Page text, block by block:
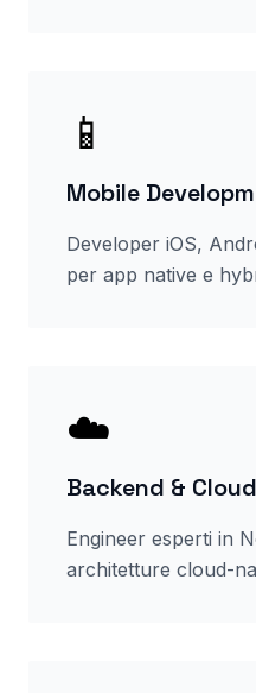
📱
Mobile
Developer iOS,
per app native e
☁️
Backend & Cloud
Engineer esperti in
architetture cloud-